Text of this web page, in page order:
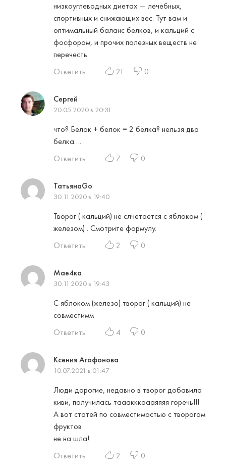
низкоуглеводных диетах — лечебных,
спортивных и снижающих вес. Тут вам и
оптимальный баланс белков, и кальций с
фосфором, и прочих полезных веществ не
перечесть.
Ответить
21 0
Сергей
20.05.2020 в 20:31
что? Белок + белок = 2 белка? нельзя два
белка….
Ответить
7 0
ТатьянаGo
30.11.2020 в 19:40
Творог ( кальций) не слчетается с яблоком (
железом) . Смотрите формулу.
Ответить
2 0
Мае4ка
30.11.2020 в 19:43
С яблоком (железо) творог ( кальций) не
совместимм
Ответить
4 0
Ксения Агафонова
10.07.2021 в 01:47
Люди дорогие, недавно в творог добавила
киви, получилась тааакккаааяяяя горечь!!!
А вот статей по совместимостью с творогом
фруктов
не на шла!
Ответить
2 0